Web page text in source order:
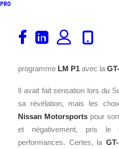
PRO
Elles n’auront été présentes
Mans2015. Par un simple et
programme LM P1 avec la
Il avait fait sensation lors du
sa révélation, mais les
Nissan Motorsports pour
et négativement, pris le
performances. Certes, la